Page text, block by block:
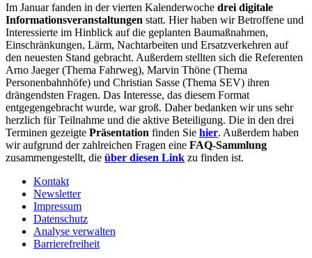
Im Januar fanden in der vierten Kalenderwoche drei digitale
Informationsveranstaltungen statt. Hier haben wir Betroffene und
Interessierte im Hinblick auf die geplanten Baumaßnahmen,
Einschränkungen, Lärm, Nachtarbeiten und Ersatzverkehren auf
den neuesten Stand gebracht. Außerdem stellten sich die Referenten
Arno Jaeger (Thema Fahrweg), Marvin Thöne (Thema
Personenbahnhöfe) und Christian Sasse (Thema SEV) ihren
drängendsten Fragen. Das Interesse, das diesem Format
entgegengebracht wurde, war groß. Daher bedanken wir uns sehr
herzlich für Teilnahme und die aktive Beteiligung. Die in den drei
Terminen gezeigte Präsentation finden Sie hier. Außerdem haben
wir aufgrund der zahlreichen Fragen eine FAQ-Sammlung
zusammengestellt, die über diesen Link zu finden ist.
Kontakt
Newsletter
Impressum
Datenschutz
Analyse verwalten
Barrierefreiheit